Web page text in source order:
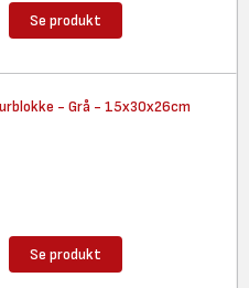
Se produkt
- Grå - 15x30x26cm
Se produkt